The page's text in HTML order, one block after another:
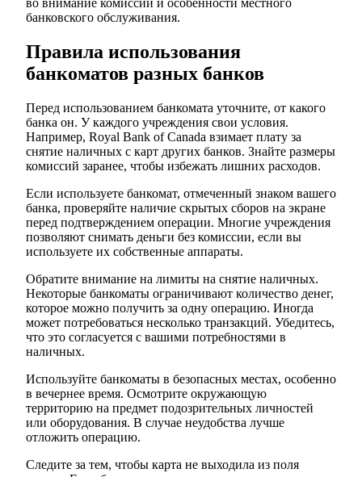
во внимание комиссии и особенности местного
банковского обслуживания.
Правила использования
банкоматов разных банков
Перед использованием банкомата уточните, от какого
банка он. У каждого учреждения свои условия.
Например, Royal Bank of Canada взимает плату за
снятие наличных с карт других банков. Знайте размеры
комиссий заранее, чтобы избежать лишних расходов.
Если используете банкомат, отмеченный знаком вашего
банка, проверяйте наличие скрытых сборов на экране
перед подтверждением операции. Многие учреждения
позволяют снимать деньги без комиссии, если вы
используете их собственные аппараты.
Обратите внимание на лимиты на снятие наличных.
Некоторые банкоматы ограничивают количество денег,
которое можно получить за одну операцию. Иногда
может потребоваться несколько транзакций. Убедитесь,
что это согласуется с вашими потребностями в
наличных.
Используйте банкоматы в безопасных местах, особенно
в вечернее время. Осмотрите окружающую
территорию на предмет подозрительных личностей
или оборудования. В случае неудобства лучше
отложить операцию.
Следите за тем, чтобы карта не выходила из поля